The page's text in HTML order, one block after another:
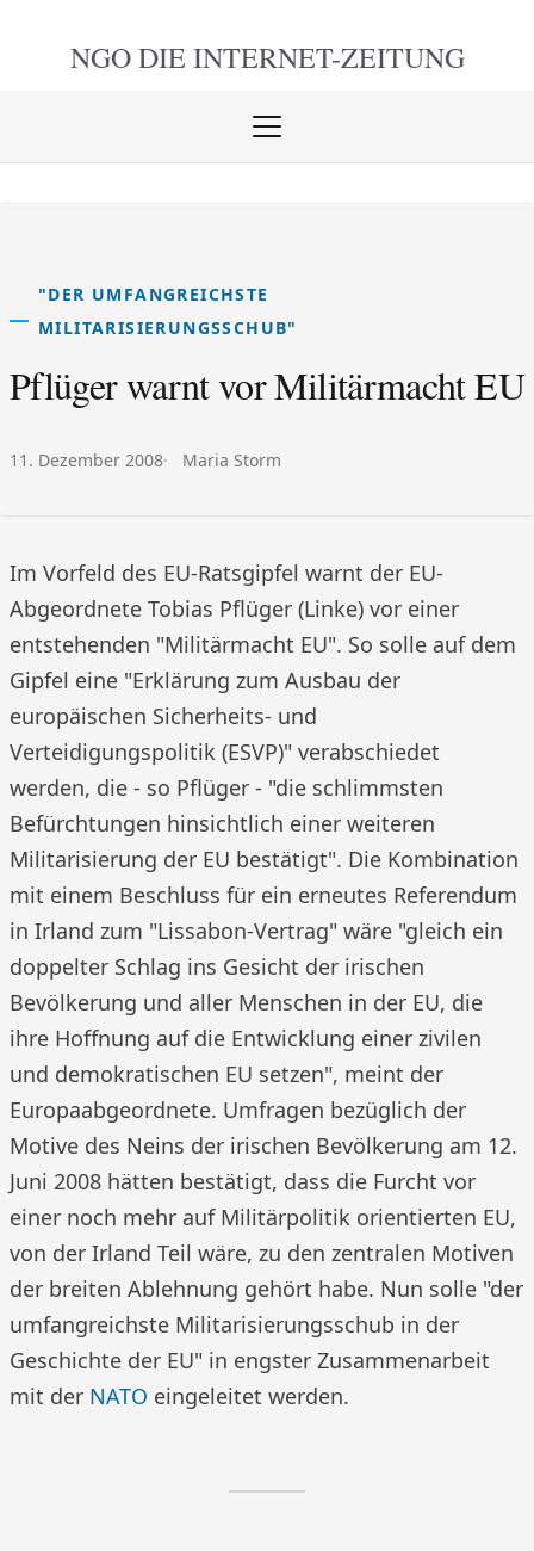
NGO DIE INTERNET-ZEITUNG
Menü
"DER UMFANGREICHSTE
MILITARISIERUNGSSCHUB"
Pflüger warnt vor Militärmacht EU
Veröffentlicht am:
11. Dezember 2008 Autor:
Maria Storm
Im Vorfeld des EU-Ratsgipfel warnt der EU-
Abgeordnete Tobias Pflüger (Linke) vor einer
entstehenden "Militärmacht EU". So solle auf dem
Gipfel eine "Erklärung zum Ausbau der
europäischen Sicherheits- und
Verteidigungspolitik (ESVP)" verabschiedet
werden, die - so Pflüger - "die schlimmsten
Befürchtungen hinsichtlich einer weiteren
Militarisierung der EU bestätigt". Die Kombination
mit einem Beschluss für ein erneutes Referendum
in Irland zum "Lissabon-Vertrag" wäre "gleich ein
doppelter Schlag ins Gesicht der irischen
Bevölkerung und aller Menschen in der EU, die
ihre Hoffnung auf die Entwicklung einer zivilen
und demokratischen EU setzen", meint der
Europaabgeordnete. Umfragen bezüglich der
Motive des Neins der irischen Bevölkerung am 12.
Juni 2008 hätten bestätigt, dass die Furcht vor
einer noch mehr auf Militärpolitik orientierten EU,
von der Irland Teil wäre, zu den zentralen Motiven
der breiten Ablehnung gehört habe. Nun solle "der
umfangreichste Militarisierungsschub in der
Geschichte der EU" in engster Zusammenarbeit
mit der NATO eingeleitet werden.